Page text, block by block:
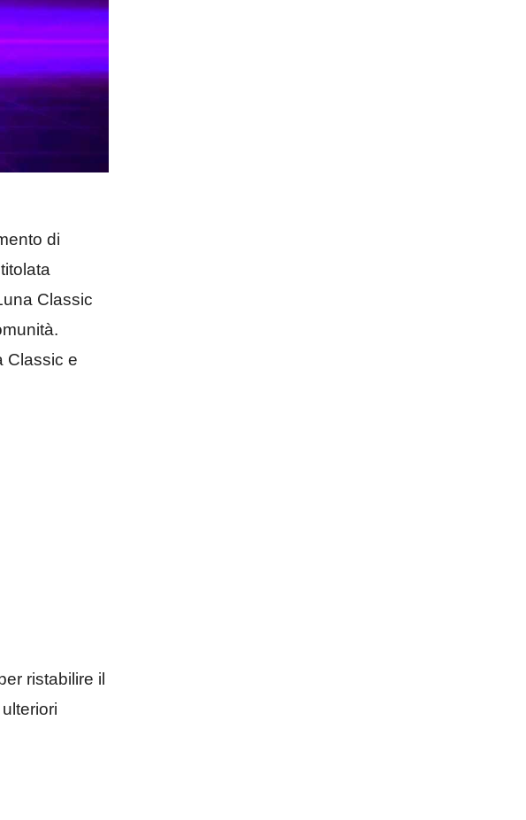
di
Classic
Classic e
ristabilire il